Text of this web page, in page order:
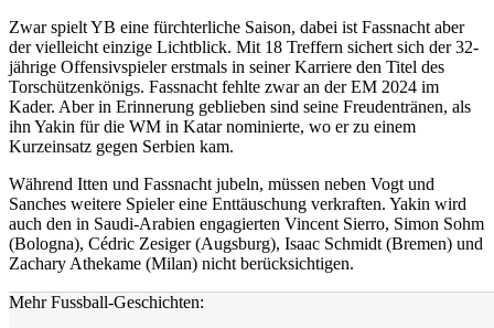
Zwar spielt YB eine fürchterliche Saison, dabei ist Fassnacht aber
der vielleicht einzige Lichtblick. Mit 18 Treffern sichert sich der 32-
jährige Offensivspieler erstmals in seiner Karriere den Titel des
Torschützenkönigs. Fassnacht fehlte zwar an der EM 2024 im
Kader. Aber in Erinnerung geblieben sind seine Freudentränen, als
ihn Yakin für die WM in Katar nominierte, wo er zu einem
Kurzeinsatz gegen Serbien kam.
Während Itten und Fassnacht jubeln, müssen neben Vogt und
Sanches weitere Spieler eine Enttäuschung verkraften. Yakin wird
auch den in Saudi-Arabien engagierten Vincent Sierro, Simon Sohm
(Bologna), Cédric Zesiger (Augsburg), Isaac Schmidt (Bremen) und
Zachary Athekame (Milan) nicht berücksichtigen.
Mehr Fussball-Geschichten: